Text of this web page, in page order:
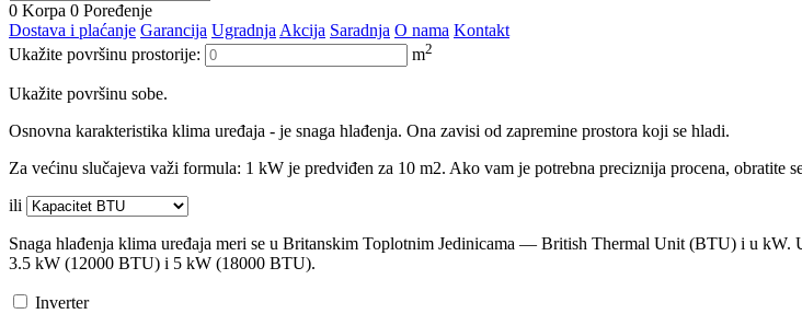
0 Korpa 0 Poređenje
Dostava i plaćanje Garancija Ugradnja Akcija Saradnja O nama Kontakt
Ukažite površinu prostorije:
m2
Ukažite površinu sobe.
Osnovna karakteristika klima uređaja - je snaga hlađenja. Ona zavisi od zapremine prostora koji se hladi.
Za većinu slučajeva važi formula: 1 kW je predviđen za 10 m2. Ako vam je potrebna preciznija procena, obratite
ili
Snaga hlađenja klima uređaja meri se u Britanskim Toplotnim Jedinicama — British Thermal Unit (BTU) i u kW.
3.5 kW (12000 BTU) i 5 kW (18000 BTU).
Inverter